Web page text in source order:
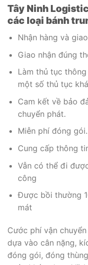
Tây Ninh
các loại bánh
Nhận hàng và
Giao nhận đúng
Làm thủ tục
một số thủ tục
Cam kết về bảo
chuyển phát.
Miễn phí đóng gói.
Cung cấp thông
Vẫn có thể đi
công
Được bồi thường
mát
Cước phí vận
dựa vào cân nặng,
đóng gói, đóng